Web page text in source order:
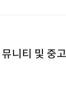
티 및 중